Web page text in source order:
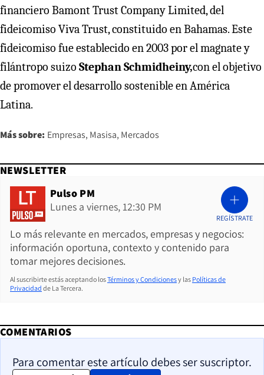
financiero Bamont Trust Company Limited, del
fideicomiso Viva Trust, constituido en Bahamas. Este
fideicomiso fue establecido en 2003 por el magnate y
filántropo suizo Stephan Schmidheiny,con el objetivo
de promover el desarrollo sostenible en América
Latina.
Más sobre: Empresas Masisa Mercados
NEWSLETTER
Pulso PM
Lunes a viernes, 12:30 PM
Lo más relevante en mercados, empresas y negocios:
información oportuna, contexto y contenido para
tomar mejores decisiones.
REGÍSTRATE
Al suscribirte estás aceptando losTérminos y Condicionesy las Políticas de
Privacidad de La Tercera.
COMENTARIOS
Para comentar este artículo debes ser suscriptor.